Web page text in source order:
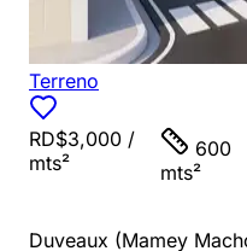
Terreno
RD$3,000 /
mts²
600
mts²
Duveaux (Mamey